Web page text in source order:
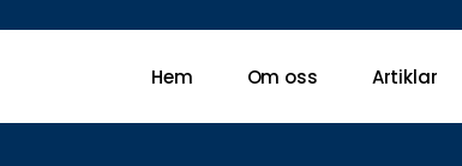
Hem Om oss Artiklar